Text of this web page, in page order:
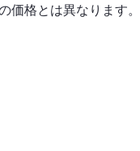
格とは異なります。